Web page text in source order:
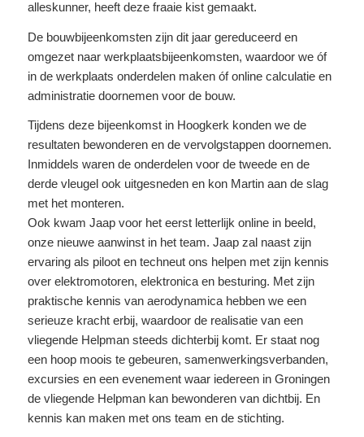
alleskunner, heeft deze fraaie kist gemaakt.
De bouwbijeenkomsten zijn dit jaar gereduceerd en
omgezet naar werkplaatsbijeenkomsten, waardoor we óf
in de werkplaats onderdelen maken óf online calculatie en
administratie doornemen voor de bouw.
Tijdens deze bijeenkomst in Hoogkerk konden we de
resultaten bewonderen en de vervolgstappen doornemen.
Inmiddels waren de onderdelen voor de tweede en de
derde vleugel ook uitgesneden en kon Martin aan de slag
met het monteren.
Ook kwam Jaap voor het eerst letterlijk online in beeld,
onze nieuwe aanwinst in het team. Jaap zal naast zijn
ervaring als piloot en techneut ons helpen met zijn kennis
over elektromotoren, elektronica en besturing. Met zijn
praktische kennis van aerodynamica hebben we een
serieuze kracht erbij, waardoor de realisatie van een
vliegende Helpman steeds dichterbij komt. Er staat nog
een hoop moois te gebeuren, samenwerkingsverbanden,
excursies en een evenement waar iedereen in Groningen
de vliegende Helpman kan bewonderen van dichtbij. En
kennis kan maken met ons team en de stichting.